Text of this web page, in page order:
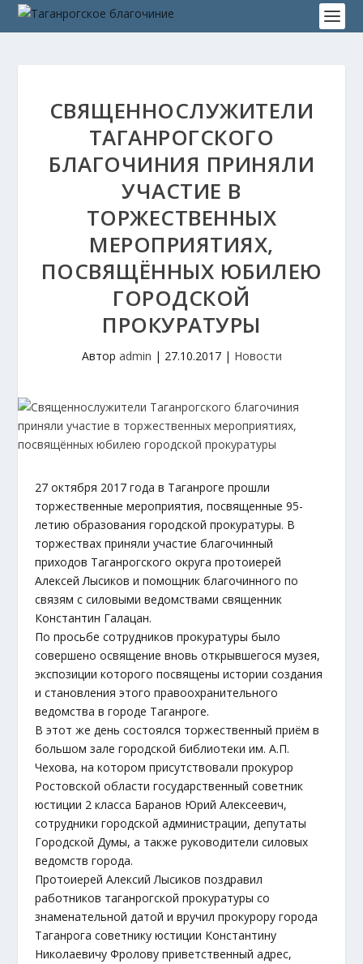
СВЯЩЕННОСЛУЖИТЕЛИ
ТАГАНРОГСКОГО
БЛАГОЧИНИЯ ПРИНЯЛИ
УЧАСТИЕ В
ТОРЖЕСТВЕННЫХ
МЕРОПРИЯТИЯХ,
ПОСВЯЩЁННЫХ ЮБИЛЕЮ
ГОРОДСКОЙ
ПРОКУРАТУРЫ
Автор admin | 27.10.2017| Новости
27 октября 2017 года в Таганроге прошли
торжественные мероприятия, посвященные 95-
летию образования городской прокуратуры. В
торжествах приняли участие благочинный
приходов Таганрогского округа протоиерей
Алексей Лысиков и помощник благочинного по
связям с силовыми ведомствами священник
Константин Галацан.
По просьбе сотрудников прокуратуры было
совершено освящение вновь открывшегося музея,
экспозиции которого посвящены истории создания
и становления этого правоохранительного
ведомства в городе Таганроге.
В этот же день состоялся торжественный приём в
большом зале городской библиотеки им. А.П.
Чехова, на котором присутствовали прокурор
Ростовской области государственный советник
юстиции 2 класса Баранов Юрий Алексеевич,
сотрудники городской администрации, депутаты
Городской Думы, а также руководители силовых
ведомств города.
Протоиерей Алексий Лысиков поздравил
работников таганрогской прокуратуры со
знаменательной датой и вручил прокурору города
Таганрога советнику юстиции Константину
Николаевичу Фролову приветственный адрес,